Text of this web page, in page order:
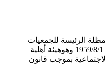
الرئيسة للجمعيات
الخيرية في الأردن، تأسس في تاريخ 1959/8/1 وهوهيئة أهلية
بموجب قانون